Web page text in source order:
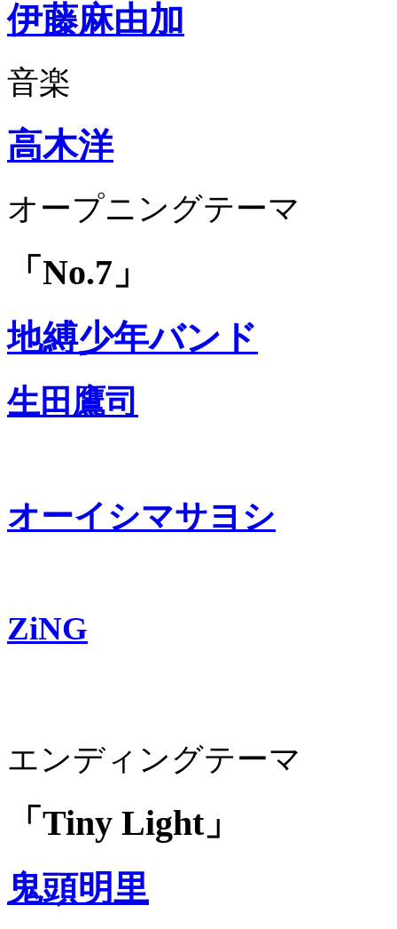
伊藤麻由加
音楽
高木洋
オープニングテーマ
「No.7」
地縛少年バンド
生田鷹司
オーイシマサヨシ
ZiNG
エンディングテーマ
「Tiny Light」
鬼頭明里